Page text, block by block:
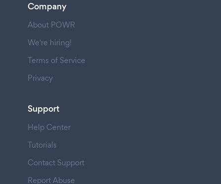
Company
About POWR
We're hiring!
Terms of Service
Privacy
Support
Help Center
Tutorials
Contact Support
Report Abuse